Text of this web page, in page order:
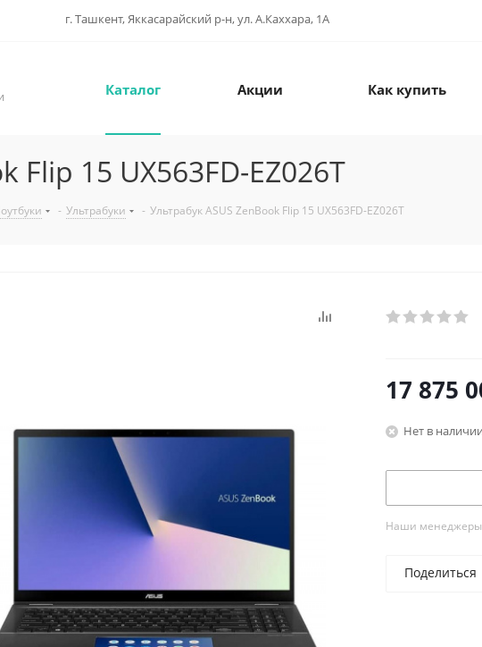
г. Ташкент, Яккасарайский р-н, ул. А.Каххара, 1А
Каталог Акции Как купить
Flip 15 UX563FD-EZ026T
- Ультрабуки - Ультрабук ASUS ZenBook Flip 15 UX563FD-EZ026T
17 875
Нет в наличии
Наши менеджеры
Поделиться